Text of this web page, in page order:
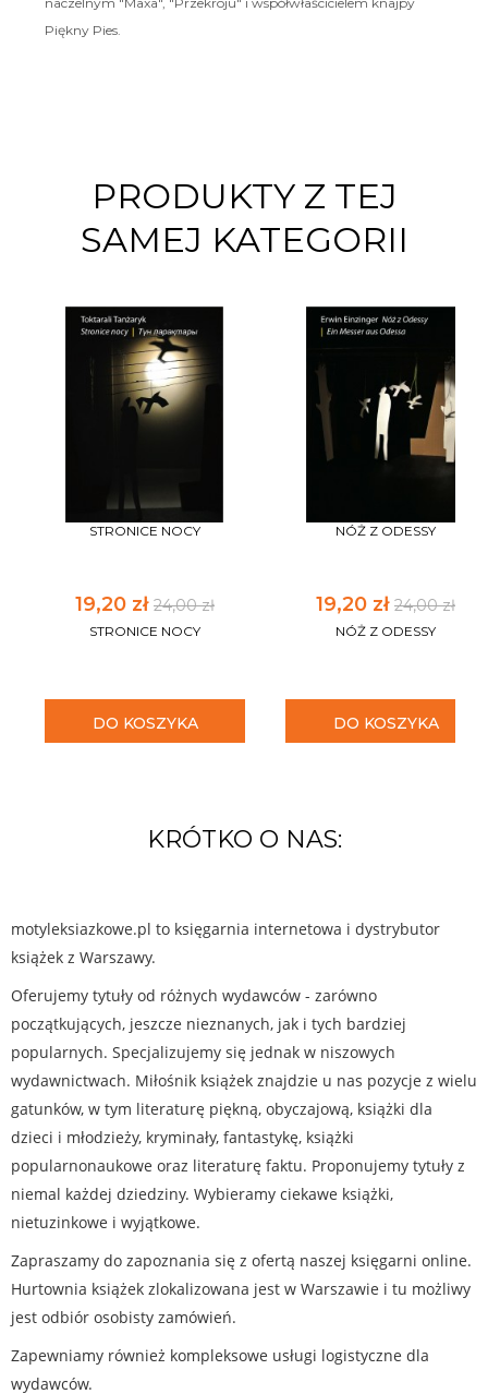
Piękny Pies.
PRODUKTY Z TEJ
SAMEJ KATEGORII
STRONICE NOCY
19,20 zł 24,00 zł
STRONICE NOCY
DO KOSZYKA
NÓŻ Z ODESSY
19,20 zł 24,00 zł
NÓŻ Z ODESSY
DO KOSZYKA
KRÓTKO O NAS:
motyleksiazkowe.pl to księgarnia internetowa i dystrybutor
książek z Warszawy.
Oferujemy tytuły od różnych wydawców - zarówno
początkujących, jeszcze nieznanych, jak i tych bardziej
popularnych. Specjalizujemy się jednak w niszowych
wydawnictwach. Miłośnik książek znajdzie u nas pozycje z wielu
gatunków, w tym literaturę piękną, obyczajową, książki dla
dzieci i młodzieży, kryminały, fantastykę, książki
popularnonaukowe oraz literaturę faktu. Proponujemy tytuły z
niemal każdej dziedziny. Wybieramy ciekawe książki,
nietuzinkowe i wyjątkowe.
Zapraszamy do zapoznania się z ofertą naszej księgarni online.
Hurtownia książek zlokalizowana jest w Warszawie i tu możliwy
jest odbiór osobisty zamówień.
Zapewniamy również kompleksowe usługi logistyczne dla
wydawców.